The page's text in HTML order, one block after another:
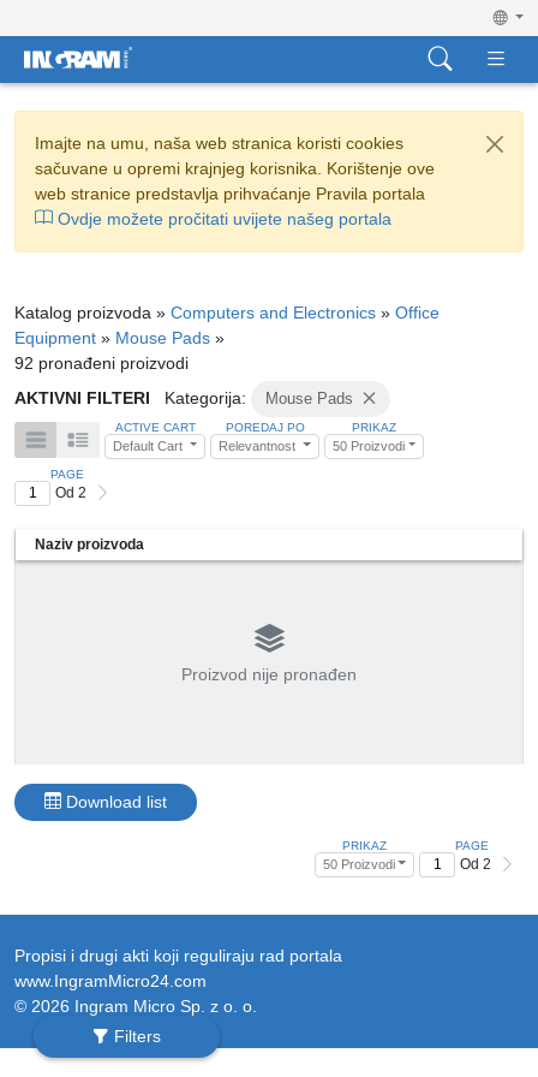
Imajte na umu, naša web stranica koristi cookies
sačuvane u opremi krajnjeg korisnika. Korištenje ove
web stranice predstavlja prihvaćanje Pravila portala
Ovdje možete pročitati uvijete našeg portala
Katalog proizvoda » Computers and Electronics » Office
Equipment » Mouse Pads »
92 pronađeni proizvodi
AKTIVNI FILTERI
Kategorija: Mouse Pads
ACTIVE CART
Default Cart
POREDAJ PO
Relevantnost
PRIKAZ
50 Proizvodi
PAGE
Od 2
Filters
Naziv proizvoda
Proizvod nije pronađen
Download list
PRIKAZ
50 Proizvodi
PAGE
Od 2
Propisi i drugi akti koji reguliraju rad portala
www.IngramMicro24.com
© 2026 Ingram Micro Sp. z o. o.